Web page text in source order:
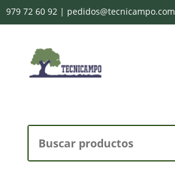
979 72 60 92 | pedidos@tecnicampo.com